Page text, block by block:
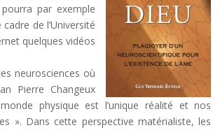
par exemple
de l’Université
quelques vidéos
neurosciences où
Pierre Changeux
physique est l’unique réalité et nos
». Dans cette perspective matérialiste, les